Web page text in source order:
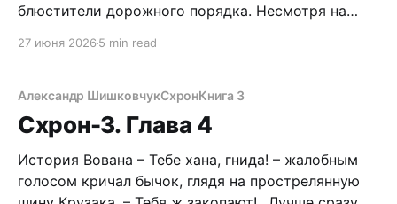
блюстители дорожного порядка. Несмотря на
Насчет дружбы я, конечно, загнул. Раньше я
работал в салоне по продаже
27 июня 2026 5 min read
Александр ШишковчукСхронКнига 3
Схрон-3. Глава 4
История Вована – Тебе хана, гнида! – жалобным
голосом кричал бычок, глядя на прострелянную